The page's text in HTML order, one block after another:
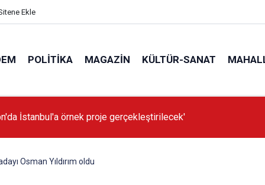
Ekle
POLITIKA MAGAZIN KÜLTÜR-SANAT
İstanbul'a örnek proje gerçekleştirilecek'
Osman Yıldırım oldu